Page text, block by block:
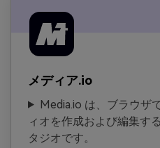
メディア.io
Media.io は、ブラウザ
ィオを作成および編集す
タジオです。